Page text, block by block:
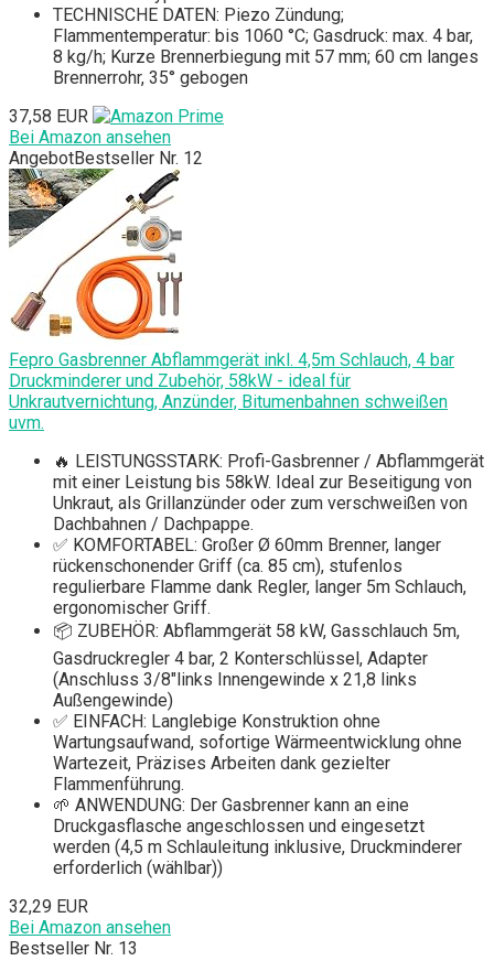
TECHNISCHE DATEN: Piezo Zündung;
Flammentemperatur: bis 1060 °C; Gasdruck: max. 4 bar,
8 kg/h; Kurze Brennerbiegung mit 57 mm; 60 cm langes
Brennerrohr, 35° gebogen
37,58 EUR
Bei Amazon ansehen
AngebotBestseller Nr. 12
Fepro Gasbrenner Abflammgerät inkl. 4,5m Schlauch, 4 bar
Druckminderer und Zubehör, 58kW - ideal für
Unkrautvernichtung, Anzünder, Bitumenbahnen schweißen
uvm.
🔥 LEISTUNGSSTARK: Profi-Gasbrenner / Abflammgerät
mit einer Leistung bis 58kW. Ideal zur Beseitigung von
Unkraut, als Grillanzünder oder zum verschweißen von
Dachbahnen / Dachpappe.
✅ KOMFORTABEL: Großer Ø 60mm Brenner, langer
rückenschonender Griff (ca. 85 cm), stufenlos
regulierbare Flamme dank Regler, langer 5m Schlauch,
ergonomischer Griff.
📦 ZUBEHÖR: Abflammgerät 58 kW, Gasschlauch 5m,
Gasdruckregler 4 bar, 2 Konterschlüssel, Adapter
(Anschluss 3/8"links Innengewinde x 21,8 links
Außengewinde)
✅ EINFACH: Langlebige Konstruktion ohne
Wartungsaufwand, sofortige Wärmeentwicklung ohne
Wartezeit, Präzises Arbeiten dank gezielter
Flammenführung.
🌱 ANWENDUNG: Der Gasbrenner kann an eine
Druckgasflasche angeschlossen und eingesetzt
werden (4,5 m Schlauleitung inklusive, Druckminderer
erforderlich (wählbar))
32,29 EUR
Bei Amazon ansehen
Bestseller Nr. 13